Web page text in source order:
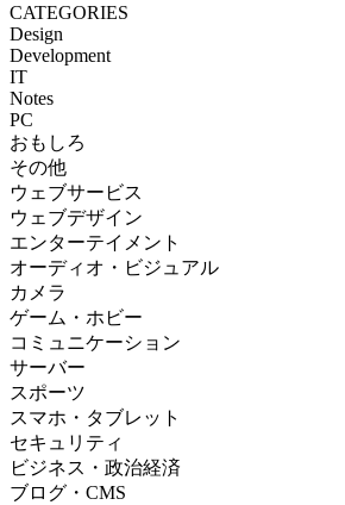
CATEGORIES
Design
Development
IT
Notes
PC
おもしろ
その他
ウェブサービス
ウェブデザイン
エンターテイメント
オーディオ・ビジュアル
カメラ
ゲーム・ホビー
コミュニケーション
サーバー
スポーツ
スマホ・タブレット
セキュリティ
ビジネス・政治経済
ブログ・CMS